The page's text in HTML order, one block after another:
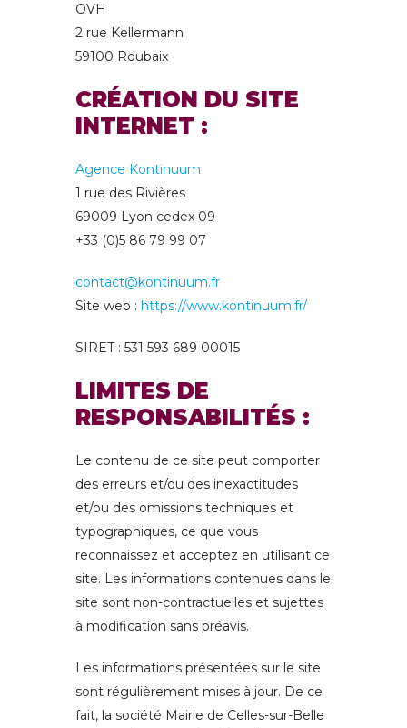
OVH
2 rue Kellermann
59100 Roubaix
CRÉATION DU SITE
INTERNET :
Agence Kontinuum
1 rue des Rivières
69009 Lyon cedex 09
+33 (0)5 86 79 99 07
contact@kontinuum.fr
Site web : https://www.kontinuum.fr/
SIRET : 531 593 689 00015
LIMITES DE
RESPONSABILITÉS :
Le contenu de ce site peut comporter
des erreurs et/ou des inexactitudes
et/ou des omissions techniques et
typographiques, ce que vous
reconnaissez et acceptez en utilisant ce
site. Les informations contenues dans le
site sont non-contractuelles et sujettes
à modification sans préavis.
Les informations présentées sur le site
sont régulièrement mises à jour. De ce
fait, la société Mairie de Celles-sur-Belle